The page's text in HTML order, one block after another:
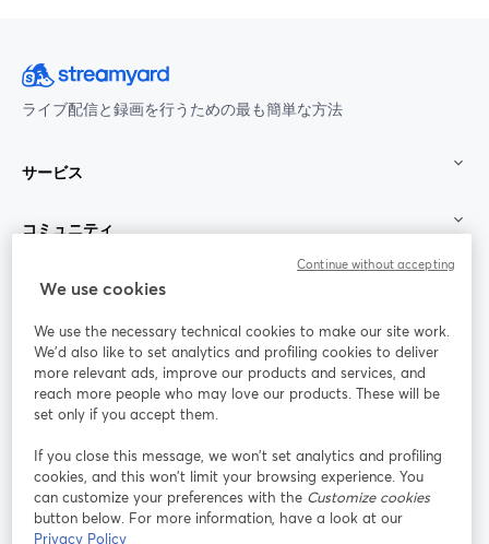
ライブ配信と録画を行うための最も簡単な方法
サービス
コミュニティ
StreamYard：
参加する
ライ
ンセ
ミナ
ー
Facebook
新しいタブで開く(Twitter)
YouTube
Instagram
新しいタブで開く
LinkedIn
新しいタブで開く
We use cookies
We use the necessary technical cookies to make our site work.
We'd also like to set analytics and profiling cookies to deliver
more relevant ads, improve our products and services, and
reach more people who may love our products. These will be
set only if you accept them.
If you close this message, we won’t set analytics and profiling
cookies, and this won’t limit your browsing experience. You
can customize your preferences with the Customize cookies
button below. For more information, have a look at our
Privacy Policy
Continue without accepting